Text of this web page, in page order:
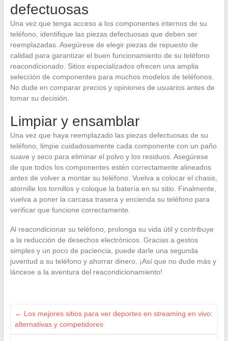
defectuosas
Una vez que tenga acceso a los componentes internos de su
teléfono, identifique las piezas defectuosas que deben ser
reemplazadas. Asegúrese de elegir piezas de repuesto de
calidad para garantizar el buen funcionamiento de su teléfono
reacondicionado. Sitios especializados ofrecen una amplia
selección de componentes para muchos modelos de teléfonos.
No dude en comparar precios y opiniones de usuarios antes de
tomar su decisión.
Limpiar y ensamblar
Una vez que haya reemplazado las piezas defectuosas de su
teléfono, limpie cuidadosamente cada componente con un paño
suave y seco para eliminar el polvo y los residuos. Asegúrese
de que todos los componentes estén correctamente alineados
antes de volver a montar su teléfono. Vuelva a colocar el chasis,
atornille los tornillos y coloque la batería en su sitio. Finalmente,
vuelva a poner la carcasa trasera y encienda su teléfono para
verificar que funcione correctamente.
Al reacondicionar su teléfono, prolonga su vida útil y contribuye
a la reducción de desechos electrónicos. Gracias a gestos
simples y un poco de paciencia, puede darle una segunda
juventud a su teléfono y ahorrar dinero. ¡Así que no dude más y
láncese a la aventura del reacondicionamiento!
← Los mejores sitios para ver deportes en streaming en vivo:
alternativas y competidores